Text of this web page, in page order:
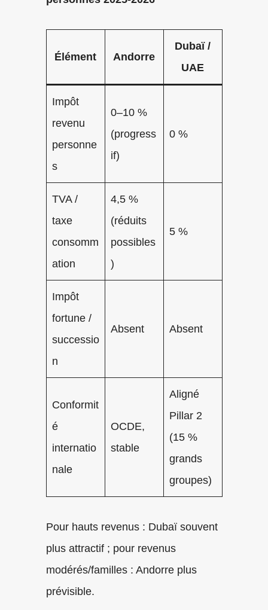
Élément Andorre
Dubaï /
UAE
Impôt
revenu
personne
s
0–10 %
(progress
if)
0 %
TVA /
taxe
consomm
ation
4,5 %
(réduits
possibles
)
5 %
Impôt
fortune /
successio
n
Absent Absent
Conformit
é
internatio
nale
OCDE,
stable
Aligné
Pillar 2
(15 %
grands
groupes)
Pour hauts revenus : Dubaï souvent
plus attractif ; pour revenus
modérés/familles : Andorre plus
prévisible.